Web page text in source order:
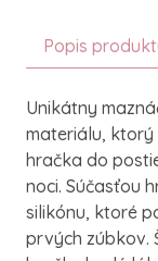
Popis
Unikátny
materiálu, ktorý
hračka do
noci. Súčasťou
silikónu, ktoré
prvých zúbkov.